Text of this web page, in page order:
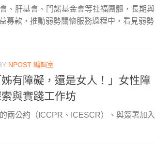
、肝基會、門諾基金會等社福團體，長期與
募款，推動弱勢關懷服務過程中，看見弱勢
NPOST 編輯室
有障礙，還是女人！」女性障
與實踐工作坊
兩公約（ICCPR、ICESCR）、與簽署加入